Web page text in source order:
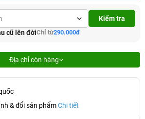
Kiểm tra
cũ lên đờiChỉ từ290.000đ
Địa chỉ còn hàng
& đổi sản phẩmChi tiết